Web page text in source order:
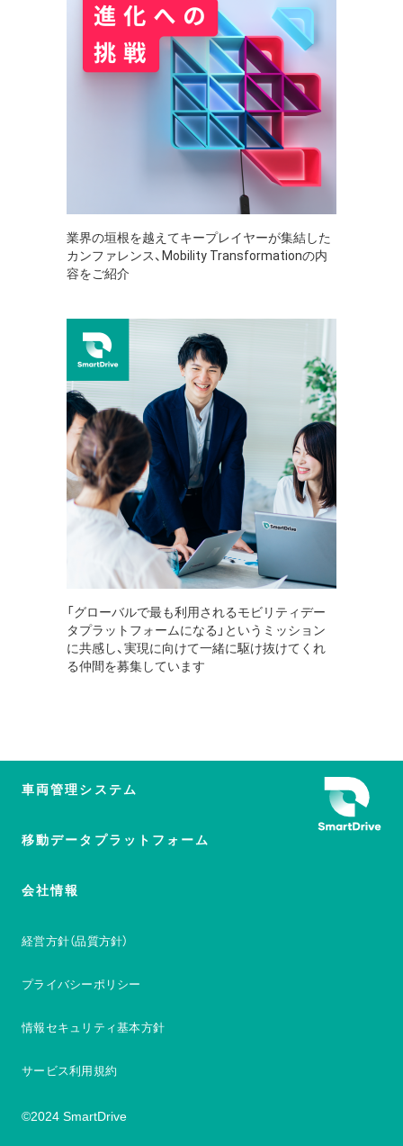
業界の垣根を越えてキープレイヤーが集結した
カンファレンス、Mobility Transformationの内
容をご紹介
「グローバルで最も利用されるモビリティデー
タプラットフォームになる」というミッション
に共感し、実現に向けて一緒に駆け抜けてくれ
る仲間を募集しています
車両管理システム
移動データプラットフォーム
会社情報
経営方針（品質方針）
プライバシーポリシー
情報セキュリティ基本方針
サービス利用規約
©2024 SmartDrive